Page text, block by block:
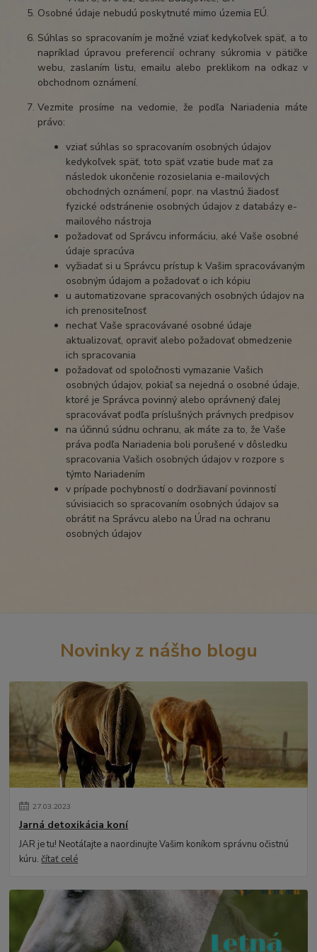
Osobné údaje nebudú poskytnuté mimo územia EÚ.
Súhlas so spracovaním je možné vziať kedykoľvek späť, a to
napríklad úpravou preferencií ochrany súkromia v pätičke
webu, zaslaním listu, emailu alebo preklikom na odkaz v
obchodnom oznámení.
Vezmite prosíme na vedomie, že podľa Nariadenia máte
právo:
vziať súhlas so spracovaním osobných údajov
kedykoľvek späť, toto späť vzatie bude mať za
následok ukončenie rozosielania e-mailových
obchodných oznámení, popr. na vlastnú žiadosť
fyzické odstránenie osobných údajov z databázy e-
mailového nástroja
požadovať od Správcu informáciu, aké Vaše osobné
údaje spracúva
vyžiadať si u Správcu prístup k Vašim spracovávaným
osobným údajom a požadovať o ich kópiu
u automatizovane spracovaných osobných údajov na
ich prenositeľnosť
nechať Vaše spracovávané osobné údaje
aktualizovať, opraviť alebo požadovať obmedzenie
ich spracovania
požadovať od spoločnosti vymazanie Vašich
osobných údajov, pokiaľ sa nejedná o osobné údaje,
ktoré je Správca povinný alebo oprávnený ďalej
spracovávať podľa príslušných právnych predpisov
na účinnú súdnu ochranu, ak máte za to, že Vaše
práva podľa Nariadenia boli porušené v dôsledku
spracovania Vašich osobných údajov v rozpore s
týmto Nariadením
v prípade pochybností o dodržiavaní povinností
súvisiacich so spracovaním osobných údajov sa
obrátiť na Správcu alebo na Úrad na ochranu
osobných údajov
Novinky z nášho blogu
27.03.2023
Jarná detoxikácia koní
JAR je tu! Neotáľajte a naordinujte Vašim koníkom správnu očistnú
kúru.čítať celé